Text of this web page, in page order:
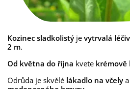
Kozinec sladkolistý je vytrvalá
2 m.
Od května do října kvete krémově
Odrůda je skvělé lákadlo na včely a